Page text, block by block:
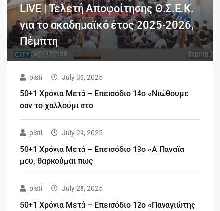
LIVE | Τελετή Αποφοίτησης Θ.Σ.Ε.Κ.
για το ακαδημαϊκό έτος 2025-2026,
Πέμπτη
pisti July 30, 2025
50+1 Χρόνια Μετά – Επεισόδιο 14ο «Νιώθουμε
σαν το χαλλούμι στο
pisti July 29, 2025
50+1 Χρόνια Μετά – Επεισόδιο 13ο «Α Παναϊα
μου, θαρκούμαι πως
pisti July 28, 2025
50+1 Χρόνια Μετά – Επεισόδιο 12ο «Παναγιώτης